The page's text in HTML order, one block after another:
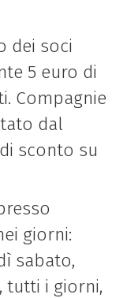
dei soci
5 euro di
Compagnie
dal
sconto su
giorni:
sabato,
tutti i giorni,